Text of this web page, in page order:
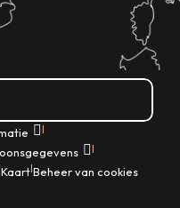
|
|
Kaart|Beheer van cookies